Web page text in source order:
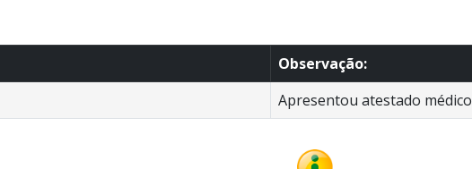
Observação:
Apresentou atestado médico